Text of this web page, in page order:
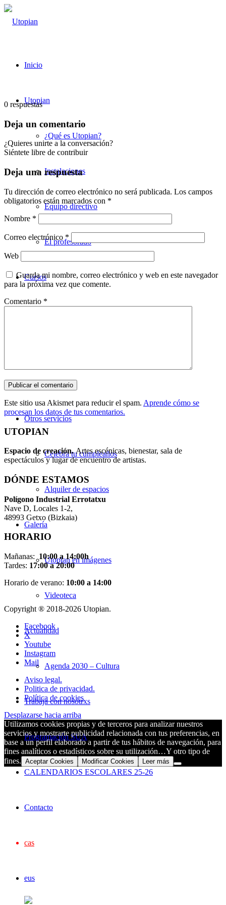
Inicio
Utopian
¿Qué es Utopian?
Instalaciones
Equipo directivo
El profesorado
Cursos
Música
Otros servicios
Celebra tu cumpleaños
Alquiler de espacios
Galería
Utopian en imágenes
Videoteca
Actualidad
Agenda 2030 – Cultura
Trabaja con nosotrxs
Programación SUA
CALENDARIOS ESCOLARES 25-26
Contacto
cas
eus
0 respuestas
Deja un comentario
¿Quieres unirte a la conversación?
Siéntete libre de contribuir
Deja una respuesta
Tu dirección de correo electrónico no será publicada. Los campos
obligatorios están marcados con *
Nombre *
Correo electrónico *
Web
Guarda mi nombre, correo electrónico y web en este navegador
para la próxima vez que comente.
Comentario *
Este sitio usa Akismet para reducir el spam. Aprende cómo se
procesan los datos de tus comentarios.
UTOPIAN
Espacio de creación.Artes escénicas, bienestar, sala de
espectáculos y lugar de encuentro de artistas.
DÓNDE ESTAMOS
Polígono Industrial Errotatxu
Nave D, Locales 1-2,
48993 Getxo (Bizkaia)
HORARIO
Mañanas: 10:00 a 14:00h
Tardes: 17:00 a 20:00
Horario de verano: 10:00 a 14:00
Copyright ® 2018-2026 Utopian.
Facebook
X
Youtube
Instagram
Mail
Aviso legal.
Politica de privacidad.
Política de cookies
Desplazarse hacia arriba
Utilizamos cookies propias y de terceros para analizar nuestros
servicios y mostrarte publicidad relacionada con tus preferencias, en
base a un perfil elaborado a partir de tus hábitos de navegación, para
fines analíticos o estadísticos sobre su utilización…Y otro tipo de
fines. Aceptar Cookies Modificar Cookies Leer más